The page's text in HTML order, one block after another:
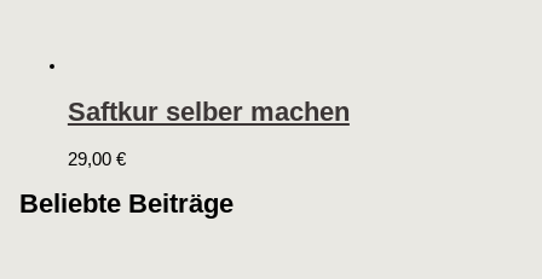
Saftkur selber machen
29,00 €
Beliebte Beiträge